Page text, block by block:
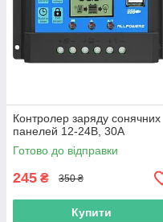
Контролер заряду сонячних
панелей 12-24В, 30А
Готово до відправки
245 ₴ 350 ₴
Купити